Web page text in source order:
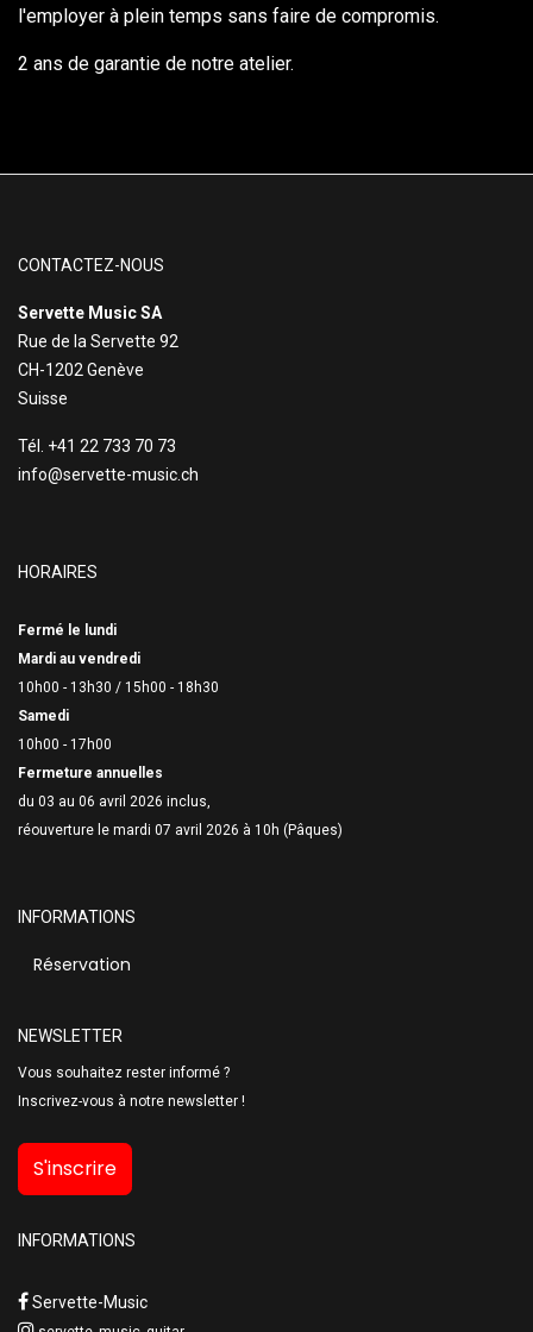
l'employer à plein temps sans faire de compromis.
2 ans de garantie de notre atelier.
CONTACTEZ-NOUS
Servette Music SA
Rue de la Servette 92
CH-1202 Genève
Suisse
Tél. +41 22 733 70 73
info@servette-music.ch
HORAIRES
Fermé le lundi
Mardi au vendredi
10h00 - 13h30 / 15h00 - 18h30
Samedi
10h00 - 17h00
Fermeture annuelles
du 03 au 06 avril 2026 inclus,
réouverture le mardi 07 avril 2026 à 10h (Pâques)
INFORMATIONS
Réservation
NEWSLETTER
Vous souhaitez rester informé ?
Inscrivez-vous à notre newsletter !
S'inscrire
INFORMATIONS
Servette-Music